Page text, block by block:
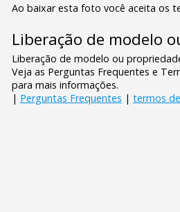
Ao baixar esta foto você aceita os
Liberação de modelo
Liberação de modelo ou
Veja as Perguntas Frequentes e
para mais informações.
| Perguntas Frequentes | termos